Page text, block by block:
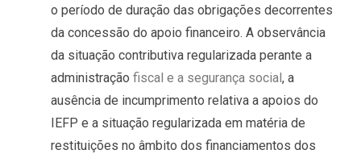
o período de duração das obrigações decorrentes
da concessão do apoio financeiro. A observância
da situação contributiva regularizada perante a
administração fiscal e a segurança social, a
ausência de incumprimento relativa a apoios do
IEFP e a situação regularizada em matéria de
restituições no âmbito dos financiamentos dos